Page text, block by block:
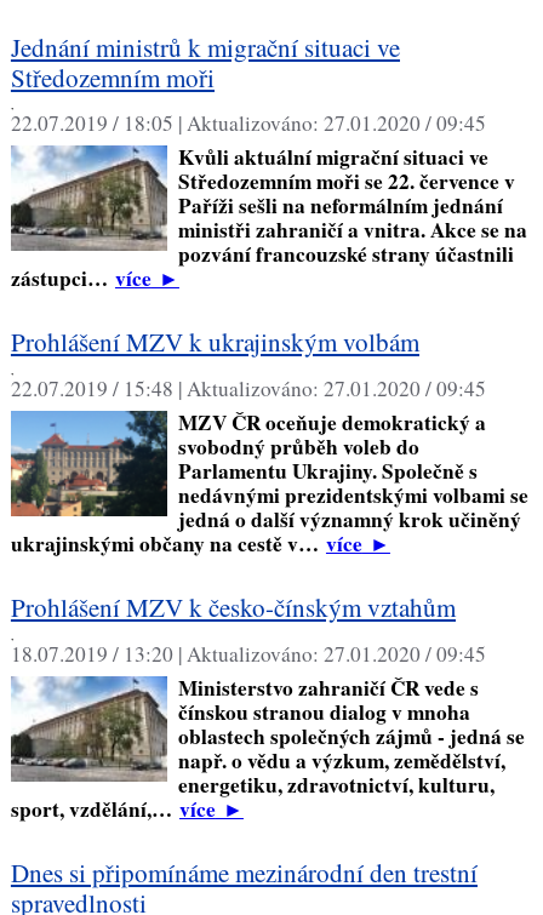
Jednání ministrů k migrační situaci ve
Středozemním moři
,
22.07.2019 / 18:05 |Aktualizováno: 27.01.2020 / 09:45
Kvůli aktuální migrační situaci ve
Středozemním moři se 22. července v
Paříži sešli na neformálním jednání
ministři zahraničí a vnitra. Akce se na
pozvání francouzské strany účastnili
zástupci… více►
Prohlášení MZV k ukrajinským volbám
,
22.07.2019 / 15:48 |Aktualizováno: 27.01.2020 / 09:45
MZV ČR oceňuje demokratický a
svobodný průběh voleb do
Parlamentu Ukrajiny. Společně s
nedávnými prezidentskými volbami se
jedná o další významný krok učiněný
ukrajinskými občany na cestě v… více►
Prohlášení MZV k česko-čínským vztahům
,
18.07.2019 / 13:20 |Aktualizováno: 27.01.2020 / 09:45
Ministerstvo zahraničí ČR vede s
čínskou stranou dialog v mnoha
oblastech společných zájmů - jedná se
např. o vědu a výzkum, zemědělství,
energetiku, zdravotnictví, kulturu,
sport, vzdělání,… více►
Dnes si připomínáme mezinárodní den trestní
spravedlnosti